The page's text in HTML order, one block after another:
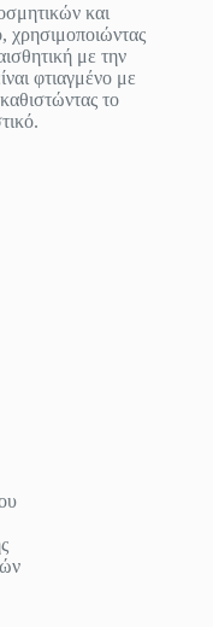
και
χρησιμοποιώντας
με την
φτιαγμένο με
το